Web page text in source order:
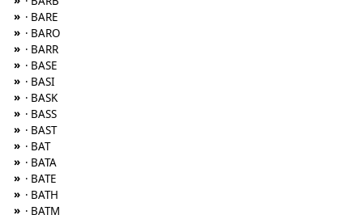
» · BARE
» · BARO
» · BARR
» · BASE
» · BASI
» · BASK
» · BASS
» · BAST
» · BAT
» · BATA
» · BATE
» · BATH
» · BATM